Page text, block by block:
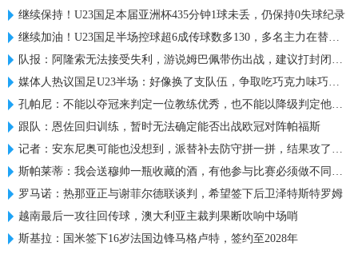
继续保持！U23国足本届亚洲杯435分钟1球未丢，仍保持0失球纪录
继续加油！U23国足半场控球超6成传球数多130，多名主力在替补席
队报：阿隆索无法接受失利，游说姆巴佩带伤出战，建议打封闭被拒
媒体人热议国足U23半场：好像换了支队伍，争取吃巧克力味巧克力
孔帕尼：不能以夺冠来判定一位教练优秀，也不能以降级判定他糟糕
跟队：恩佐回归训练，暂时无法确定能否出战欧冠对阵帕福斯
记者：安东尼奥可能也没想到，派替补去防守拼一拼，结果攻了半场
斯帕莱蒂：我会送穆帅一瓶收藏的酒，有他参与比赛必须做不同准备
罗马诺：热那亚正与谢菲尔德联谈判，希望签下后卫泽特斯特罗姆
越南最后一攻往回传球，澳大利亚主裁判果断吹响中场哨
斯基拉：国米签下16岁法国边锋马格卢特，签约至2028年